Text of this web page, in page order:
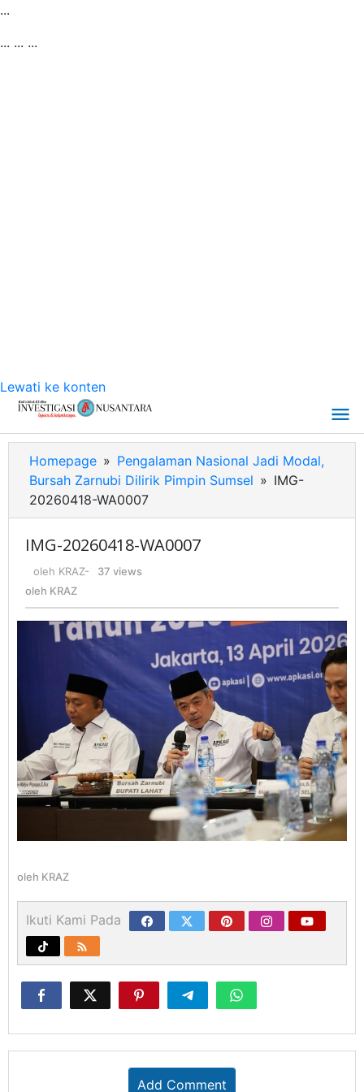
...
... ... ...
Lewati ke konten
Homepage » Pengalaman Nasional Jadi Modal,
Bursah Zarnubi Dilirik Pimpin Sumsel » IMG-
20260418-WA0007
IMG-20260418-WA0007
oleh KRAZ-
37 views
oleh KRAZ
oleh KRAZ
Ikuti Kami Pada
Add Comment